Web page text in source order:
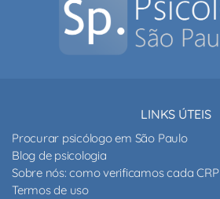
LINKS ÚTEIS
Procurar psicólogo em São Paulo
Blog de psicologia
Sobre nós: como verificamos cada CRP
Termos de uso